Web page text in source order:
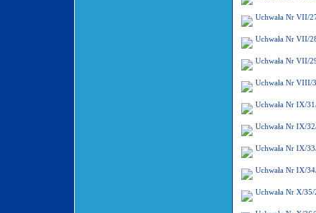
Uchwała Nr VII/
Uchwała Nr VII/
Uchwała Nr VII/
Uchwała Nr VIII/
Uchwała Nr IX/
Uchwała Nr IX/
Uchwała Nr IX/
Uchwała Nr IX/
Uchwała Nr X/